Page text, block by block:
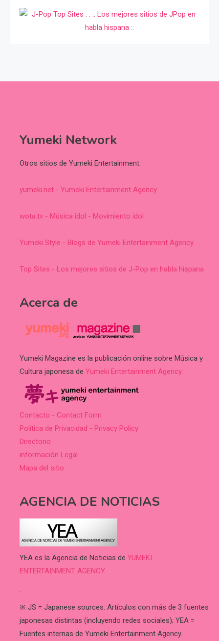
Yumeki Network
Otros sitios de Yumeki Entertainment:
yumeki.net - Yumeki Entertainment Agency
wota.tv - Música idol - Movimiento idol
Yumeki Style - Blogs de Yumeki Entertainment Agency
Top Sites - Los mejores sitios de J-Pop en habla hispana
Acerca de
Yumeki Magazine es la publicación online sobre Música y
Cultura japonesa de Yumeki Entertainment Agency.
Contacto - Contact Form
Política de Privacidad - Privacy Policy
Directorio
información Legal
Mapa del sitio
AGENCIA DE NOTICIAS
YEA es la Agencia de Noticias de YUMEKI
ENTERTAINMENT AGENCY.
.
※ JS = Japanese sources: Artículos con más de 3 fuentes
japonesas distintas (incluyendo redes sociales); YEA =
Fuentes internas de Yumeki Entertainment Agency.